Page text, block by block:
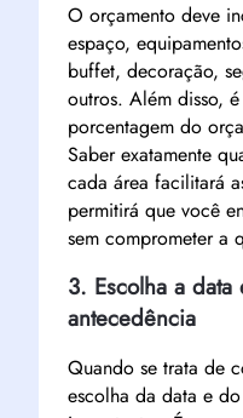
O orçamento deve
espaço,
buffet, decoração,
outros. Além disso,
porcentagem do
Saber exatamente
cada área facilitará
permitirá que você
sem comprometer a
3. Escolha a
antecedência
Quando se trata de
escolha da data e